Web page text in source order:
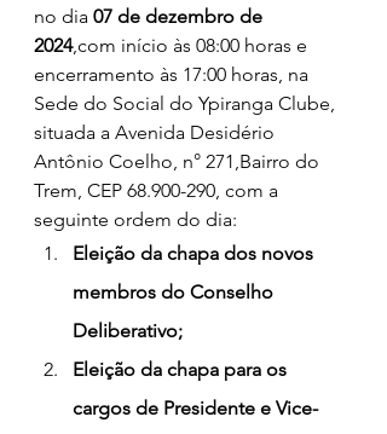
no dia 07 de dezembro de
2024,com início às 08:00 horas e
encerramento às 17:00 horas, na
Sede do Social do Ypiranga Clube,
situada a Avenida Desidério
Antônio Coelho, n° 271,Bairro do
Trem, CEP 68.900-290, com a
seguinte ordem do dia:
Eleição da chapa dos novos
membros do Conselho
Deliberativo;
Eleição da chapa para os
cargos de Presidente e Vice-